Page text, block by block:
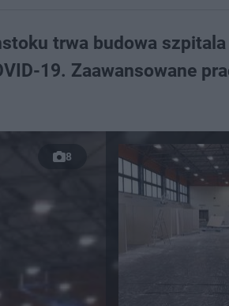
trwa budowa szpitala
19. Zaawansowane
8